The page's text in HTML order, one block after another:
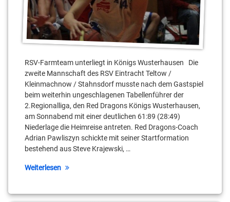
RSV-Farmteam unterliegt in Königs Wusterhausen Die
zweite Mannschaft des RSV Eintracht Teltow /
Kleinmachnow / Stahnsdorf musste nach dem Gastspiel
beim weiterhin ungeschlagenen Tabellenführer der
2.Regionalliga, den Red Dragons Königs Wusterhausen,
am Sonnabend mit einer deutlichen 61:89 (28:49)
Niederlage die Heimreise antreten. Red Dragons-Coach
Adrian Pawliszyn schickte mit seiner Startformation
bestehend aus Steve Krajewski, …
Weiterlesen